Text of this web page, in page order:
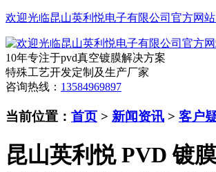
欢迎光临昆山英利悦电子有限公司官方网站
10年专注于pvd真空镀膜解决方案
特殊工艺开发定制及生产厂家
咨询热线： 13584969897
当前位置： 首页 > 新闻资讯 > 客户
昆山英利悦 PVD 镀